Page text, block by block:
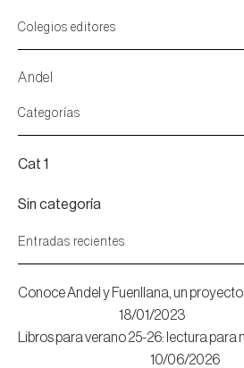
Colegios editores
Andel
Categorías
Cat 1
Sin categoría
Entradas recientes
Conoce Andel y Fuenllana, un
18/01/2023
Libros para verano 25-26: lectura para
10/06/2026